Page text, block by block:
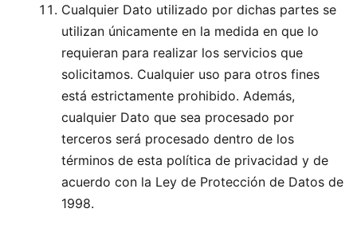
Cualquier Dato utilizado por dichas partes se
utilizan únicamente en la medida en que lo
requieran para realizar los servicios que
solicitamos. Cualquier uso para otros fines
está estrictamente prohibido. Además,
cualquier Dato que sea procesado por
terceros será procesado dentro de los
términos de esta política de privacidad y de
acuerdo con la Ley de Protección de Datos de
1998.